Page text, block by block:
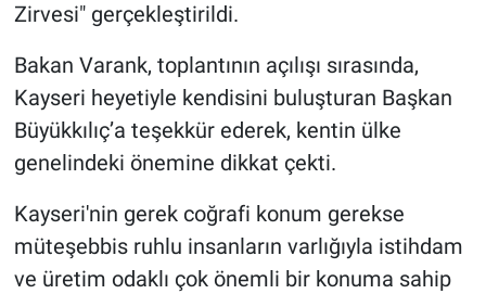
Zirvesi" gerçekleştirildi.
Bakan Varank, toplantının açılışı sırasında,
Kayseri heyetiyle kendisini buluşturan Başkan
Büyükkılıç’a teşekkür ederek, kentin ülke
genelindeki önemine dikkat çekti.
Kayseri'nin gerek coğrafi konum gerekse
müteşebbis ruhlu insanların varlığıyla istihdam
ve üretim odaklı çok önemli bir konuma sahip